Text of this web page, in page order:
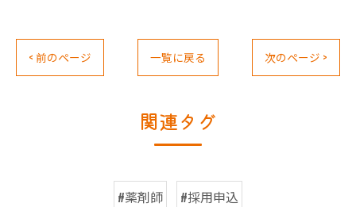
< 前のページ 一覧に戻る 次のページ >
関連タグ
#薬剤師 #採用申込